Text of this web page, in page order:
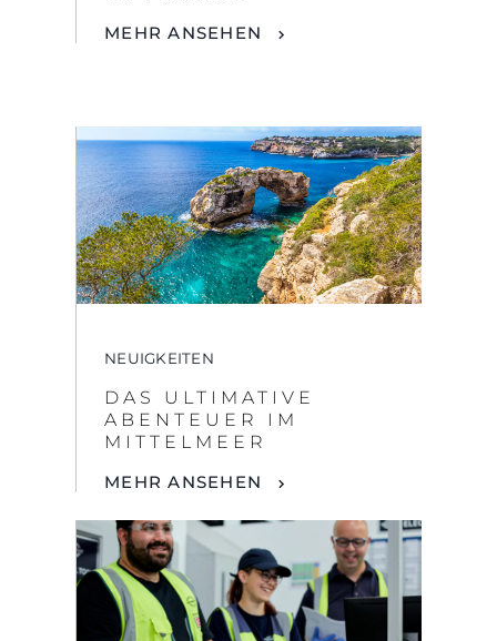
NEUIGKEITEN
DAS ULTIMATIVE
ABENTEUER IM
MITTELMEER
NEUIGKEITEN
INTERNATIONAL